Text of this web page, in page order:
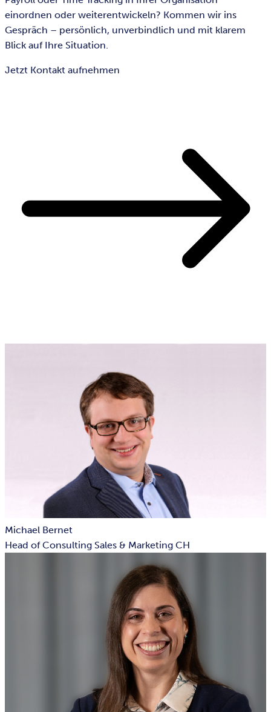
einordnen oder weiterentwickeln? Kommen wir ins
Gespräch – persönlich, unverbindlich und mit klarem
Blick auf Ihre Situation.
Jetzt Kontakt aufnehmen
Michael Bernet
Head of Consulting Sales & Marketing CH